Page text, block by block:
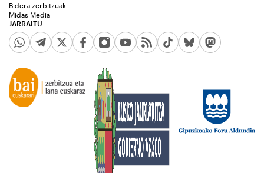
JARRAITU
Bidera zerbitzuak
Midas Media